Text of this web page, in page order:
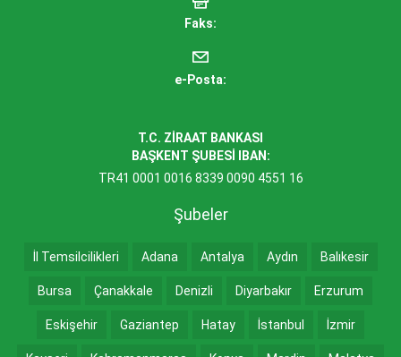
Faks:
e-Posta:
T.C. ZİRAAT BANKASI
BAŞKENT ŞUBESİ IBAN:
TR41 0001 0016 8339 0090 4551 16
Şubeler
İl Temsilcilikleri Adana Antalya Aydın Balıkesir
Bursa Çanakkale Denizli Diyarbakır Erzurum
Eskişehir Gaziantep Hatay İstanbul İzmir